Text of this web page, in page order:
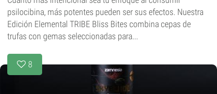
psilocibina, más potentes pueden ser sus efectos. Nuestra
Edición Elemental TRIBE Bliss Bites combina cepas de
trufas con gemas seleccionadas para...
8